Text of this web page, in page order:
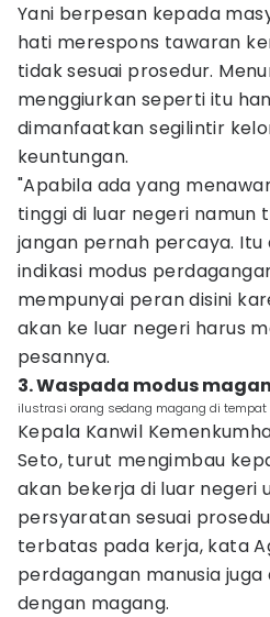
Yani berpesan kepada
hati merespons tawaran
tidak sesuai prosedur.
menggiurkan seperti itu
dimanfaatkan segilintir
keuntungan.
"Apabila ada yang
tinggi di luar negeri namun
jangan pernah percaya. Itu
indikasi modus
mempunyai peran disini
akan ke luar negeri harus
pesannya.
3. Waspada modus
ilustrasi orang sedang magang di tempat
Kepala Kanwil
Seto, turut mengimbau
akan bekerja di luar negeri
persyaratan sesuai
terbatas pada kerja, kata
perdagangan manusia
dengan magang.